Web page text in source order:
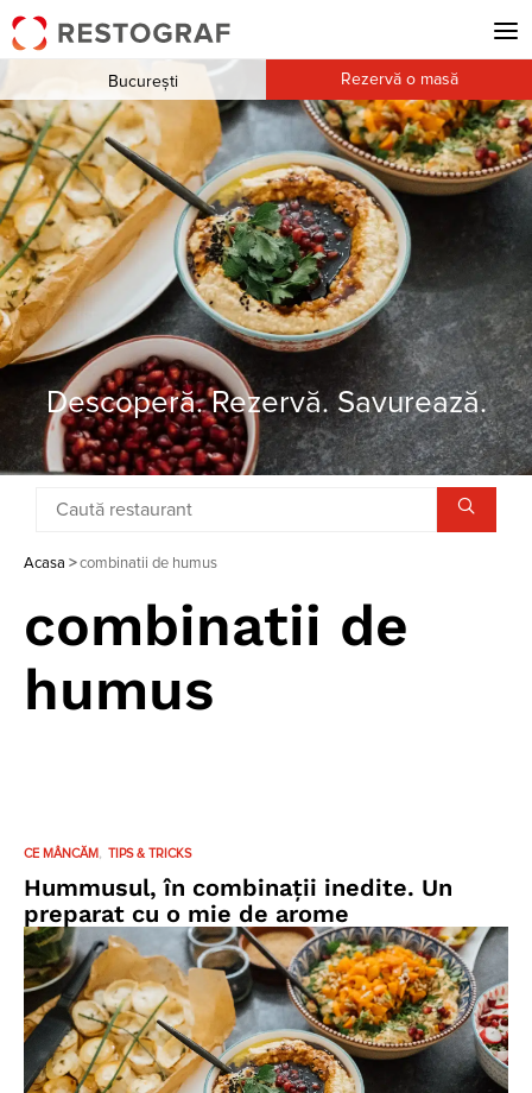
Descoperă. Rezervă. Savurează.
București Rezervă o masă
Acasa >combinatii de humus
combinatii de
humus
CE MÂNCĂM TIPS & TRICKS
Hummusul, în combinații inedite. Un
preparat cu o mie de arome